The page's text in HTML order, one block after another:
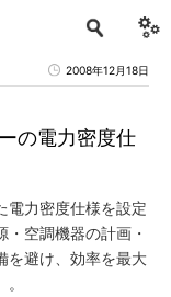
2008年12月18日
の電力密度仕
電力密度仕様を設定
空調機器の計画・
を避け、効率を最大